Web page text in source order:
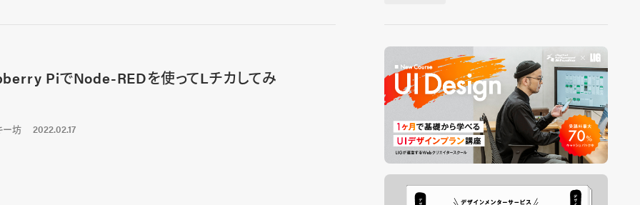
PiでNode-REDを使ってLチカしてみ
ー坊 2022.02.17